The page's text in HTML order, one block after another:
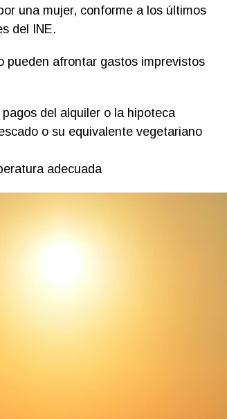
una mujer, conforme a los últimos
del INE.
pueden afrontar gastos imprevistos
del alquiler o la hipoteca
o su equivalente vegetariano
adecuada